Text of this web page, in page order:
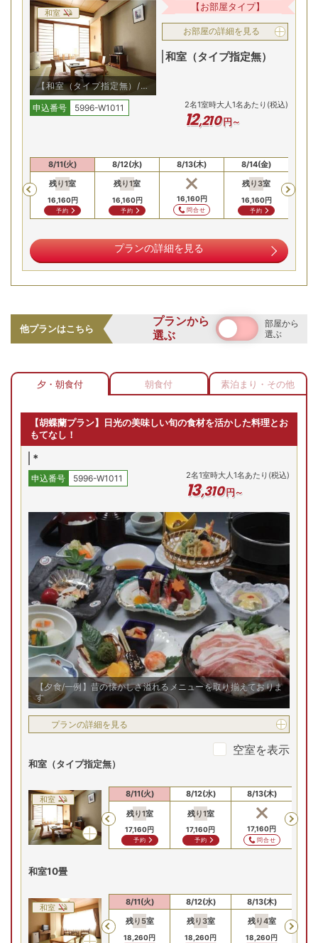
和室
【和室（タイプ指定無）/一
例】『おもてなし』の心を込
めてお迎え致します。
【お部屋タイプ】
お部屋の詳細を見る
和室（タイプ指定無）
申込番号 5996-W1011 2名1室時大人1名あたり(税込)
12,210円～
Previous
8/11(火)
残り1室
16,160円
予約
8/12(水)
残り1室
16,160円
予約
8/13(木)
16,160円
問合せ
8/14(金)
残り3室
16,160円
予約
プランの詳細を見る
他プランはこちら
プランから
選ぶ
部屋から
選ぶ
夕・朝食付 朝食付 素泊まり・その他
【胡蝶蘭プラン】日光の美味しい旬の食材を活かした料理とお
もてなし！
*
申込番号 5996-W1011 2名1室時大人1名あたり(税込)
13,310円～
【夕食/一例】昔の懐かしさ溢れるメニューを取り揃えておりま
す
プランの詳細を見る
空室を表示
和室（タイプ指定無）
和室
Previous
8/9(日)
円
問合せ
8/10(月)
14,960円
問合せ
8/11(火)
残り1室
17,160円
予約
8/12(水)
残り1室
17,160円
予約
8/13(木)
17,160円
問合せ
和室10畳
和室
Previous
8/9(日)
円
8/10(月)
16,060円
8/11(火)
残り 5室
18,260円
8/12(水)
残り3室
18,260円
8/13(木)
残り4室
18,260円